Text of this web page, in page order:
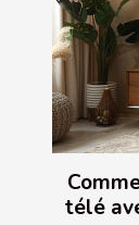
télé